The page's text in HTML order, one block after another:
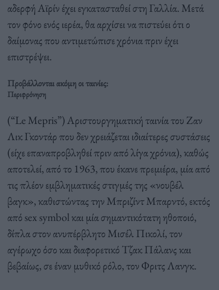
αδερφή Αϊρίν έχει εγκατασταθεί στη Γαλλία. Μετά
τον φόνο ενός ιερέα, θα αρχίσει να πιστεύει ότι ο
δαίμονας που αντιμετώπισε χρόνια πριν έχει
επιστρέψει.
Προβάλλονται ακόμη οι ταινίες:
Περιφρόνηση
(“Le Mepris”) Αριστουργηματική ταινία του Ζαν
Λικ Γκοντάρ που δεν χρειάζεται ιδιαίτερες συστάσεις
(είχε επαναπροβληθεί πριν από λίγα χρόνια), καθώς
αποτελεί, από το 1963, που έκανε πρεμιέρα, μία από
τις πλέον εμβληματικές στιγμές της «νουβέλ
βαγκ», καθιστώντας την Μπριζίντ Μπαρντό, εκτός
από sex symbol και μία σημαντικότατη ηθοποιό,
δίπλα στον ανυπέρβλητο Μισέλ Πικολί, τον
αγέρωχο όσο και διαφορετικό Τζακ Πάλανς και
βεβαίως, σε έναν μυθικό ρόλο, τον Φριτς Λανγκ.